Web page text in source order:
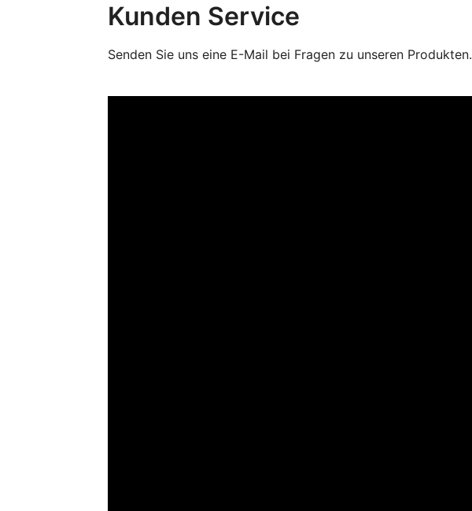
Kunden Service
Senden Sie uns eine E-Mail bei Fragen zu unseren Produkten.